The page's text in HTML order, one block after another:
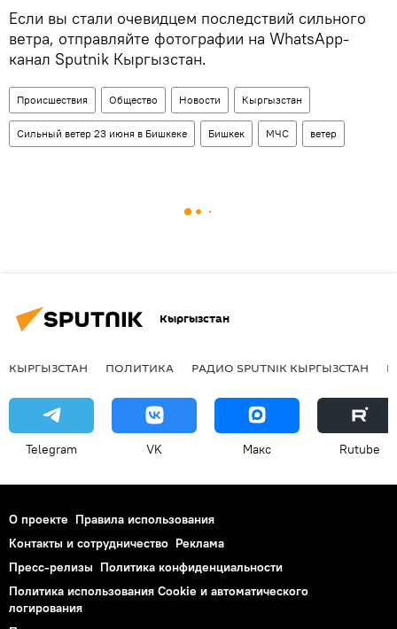
Если вы стали очевидцем последствий сильного
ветра, отправляйте фотографии на WhatsApp-
канал Sputnik Кыргызстан.
Происшествия Общество Новости Кыргызстан
Сильный ветер 23 июня в Бишкеке Бишкек МЧС ветер
Кыргызстан
КЫРГЫЗСТАН ПОЛИТИКА РАДИО SPUTNIK КЫРГЫЗСТАН
Telegram VK Макс Rutube
О проекте Правила использования
Контакты и сотрудничество Реклама
Пресс-релизы Политика конфиденциальности
Политика использования Cookie и автоматического
логирования